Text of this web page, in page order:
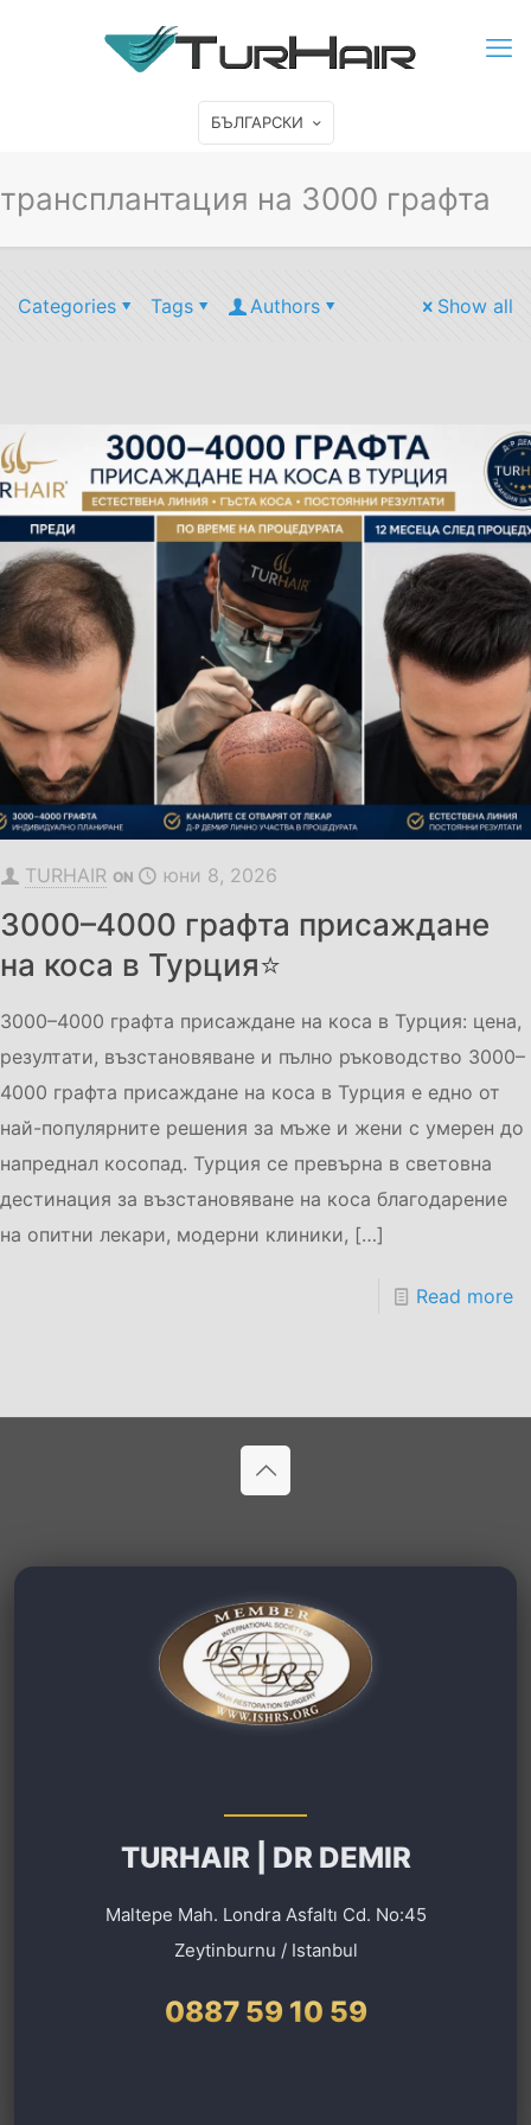
БЪЛГАРСКИ
трансплантация на 3000 графта
Categories Tags Authors Show all
TURHAIR ON юни 8, 2026
3000–4000 графта присаждане
на коса в Турция⭐
3000–4000 графта присаждане на коса в Турция: цена,
резултати, възстановяване и пълно ръководство 3000–
4000 графта присаждане на коса в Турция е едно от
най-популярните решения за мъже и жени с умерен до
напреднал косопад. Турция се превърна в световна
дестинация за възстановяване на коса благодарение
на опитни лекари, модерни клиники, […]
Read more
TURHAIR | DR DEMIR
Maltepe Mah. Londra Asfaltı Cd. No:45
Zeytinburnu / Istanbul
0887 59 10 59